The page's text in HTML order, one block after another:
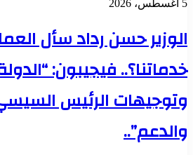
5 أغسطس، 2026
الوزير حسن رداد سأل
خدماتنا؟.. فيجيبون:
وتوجيهات الرئيس
والدعم”..